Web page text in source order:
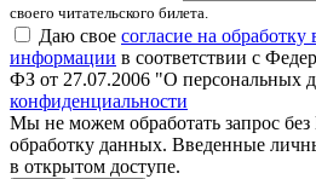
своего читательского билета.
Даю свое согласие на
информации в соответствии с
ФЗ от 27.07.2006 "О персональных
конфиденциальности
Мы не можем обработать запрос без
обработку данных. Введенные
в открытом доступе.